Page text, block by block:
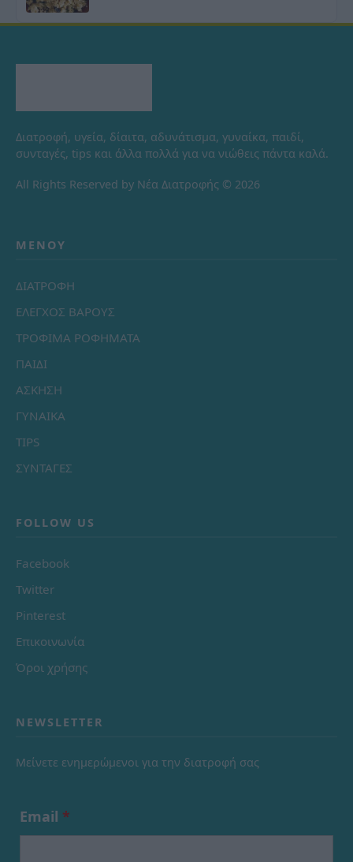
Διατροφή, υγεία, δίαιτα, αδυνάτισμα, γυναίκα, παιδί,
συνταγές, tips και άλλα πολλά για να νιώθεις πάντα καλά.
All Rights Reserved by Νέα Διατροφής © 2026
ΜΕΝΟΎ
ΔΙΑΤΡΟΦΗ
ΕΛΕΓΧΟΣ ΒΑΡΟΥΣ
ΤΡΟΦΙΜΑ ΡΟΦΗΜΑΤΑ
ΠΑΙΔΙ
ΑΣΚΗΣΗ
ΓΥΝΑΙΚΑ
TIPS
ΣΥΝΤΑΓΕΣ
FOLLOW US
Facebook
Twitter
Pinterest
Επικοινωνία
Όροι χρήσης
NEWSLETTER
Μείνετε ενημερώμενοι για την διατροφή σας
Email *